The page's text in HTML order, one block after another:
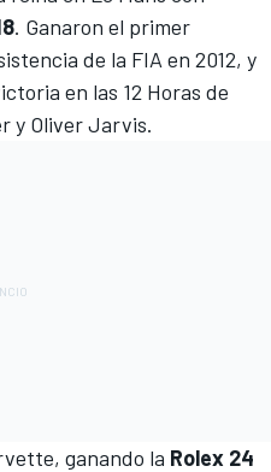
. Ganaron el primer
de la FIA en 2012, y
en las 12 Horas de
y Oliver Jarvis.
ganando la Rolex 24